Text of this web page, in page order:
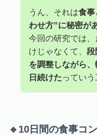
うん、それは食事
わせ方”に秘密が
今回の研究では
けじゃなくて、 段
を調整しながら
日続けたってい
🔹10日間の食事コ